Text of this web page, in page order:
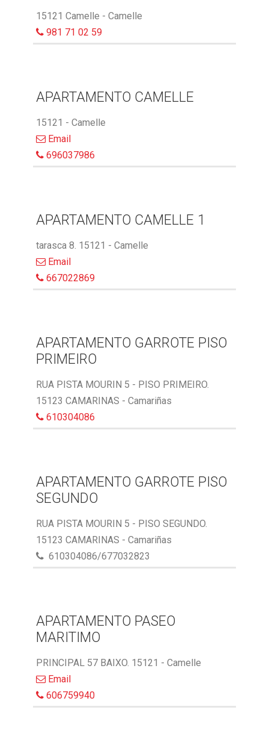
15121 Camelle - Camelle
981 71 02 59
APARTAMENTO CAMELLE
15121 - Camelle
Email
696037986
APARTAMENTO CAMELLE 1
tarasca 8. 15121 - Camelle
Email
667022869
APARTAMENTO GARROTE PISO
PRIMEIRO
RUA PISTA MOURIN 5 - PISO PRIMEIRO.
15123 CAMARINAS - Camariñas
610304086
APARTAMENTO GARROTE PISO
SEGUNDO
RUA PISTA MOURIN 5 - PISO SEGUNDO.
15123 CAMARINAS - Camariñas
610304086/677032823
APARTAMENTO PASEO
MARITIMO
PRINCIPAL 57 BAIXO. 15121 - Camelle
Email
606759940